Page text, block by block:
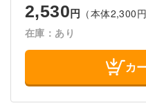
2,530 円
（本体2,300
在庫：あり
カ